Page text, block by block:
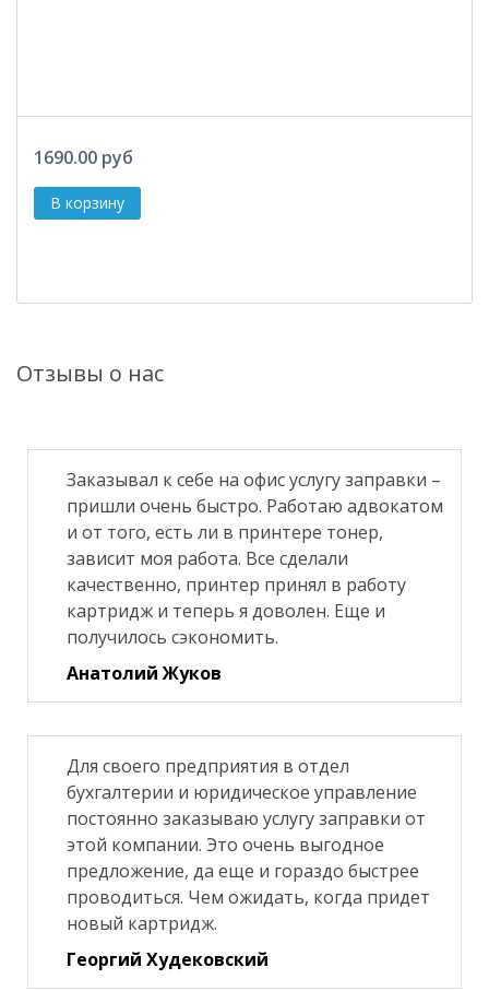
1690.00 руб
Отзывы о нас
Заказывал к себе на офис услугу заправки –
пришли очень быстро. Работаю адвокатом
и от того, есть ли в принтере тонер,
зависит моя работа. Все сделали
качественно, принтер принял в работу
картридж и теперь я доволен. Еще и
получилось сэкономить.
Анатолий Жуков
Для своего предприятия в отдел
бухгалтерии и юридическое управление
постоянно заказываю услугу заправки от
этой компании. Это очень выгодное
предложение, да еще и гораздо быстрее
проводиться. Чем ожидать, когда придет
новый картридж.
Георгий Худековский